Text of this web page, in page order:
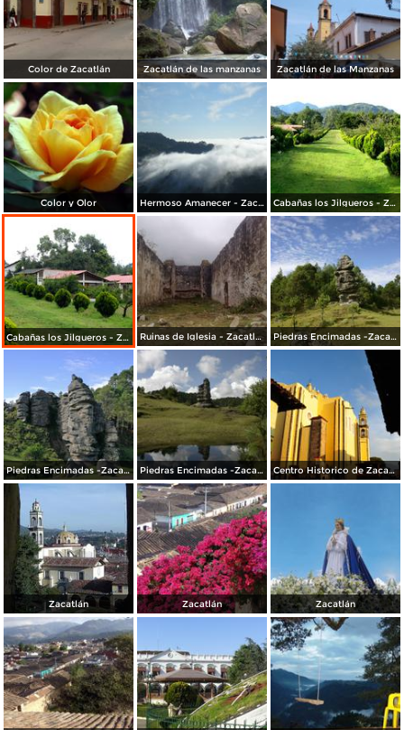
Color de Zacatlán Zacatlán de las manzanas Zacatlán de las Manzanas
Color y Olor Hermoso Amanecer - Zacatlán Cabañas los Jilgueros - Zacatlán
Cabañas los Jilgueros - Zacatlán Ruinas de Iglesia - Zacatlán Piedras Encimadas -Zacatlán
Piedras Encimadas -Zacatlán Piedras Encimadas -Zacatlán Centro Historico de Zacatlán
Zacatlán Zacatlán Zacatlán